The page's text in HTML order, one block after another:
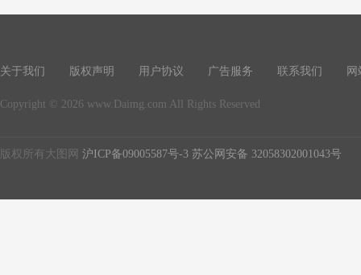
关于我们 版权声明 用户协议 广告服务 联系我们 网
Copyright © 2026 www.Daimg.com All Rights Reserved
版权所有大图网 沪ICP备09005587号-3 苏公网安备 32058302001043号